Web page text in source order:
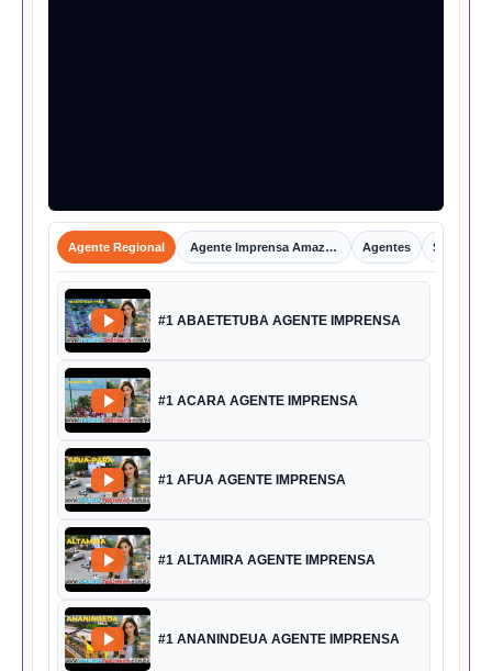
Agente Regional Agente Imprensa Amazônica Agentes Shorts
#1 ABAETETUBA AGENTE IMPRENSA
#1 ACARA AGENTE IMPRENSA
#1 AFUA AGENTE IMPRENSA
#1 ALTAMIRA AGENTE IMPRENSA
#1 ANANINDEUA AGENTE IMPRENSA